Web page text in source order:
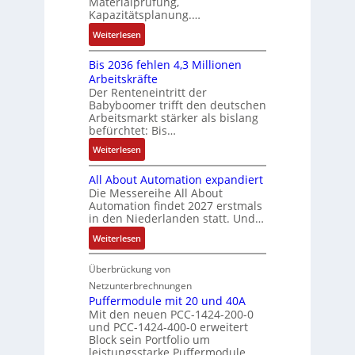
u
f
n
a
h
m
e
,
g
e
p
ä
g
t
d
u
r
d
a
s
-
y
s
e
m
e
t
s
f
ü
h
r
e
r
z
u
m
V
o
r
s
t
a
d
d
e
s
V
D
Q
2
-
E
r
g
e
b
n
i
s
s
e
b
e
s
t
ä
t
i
g
e
n
r
i
e
b
s
-
u
n
d
M
a
r
k
e
t
n
e
i
t
e
Kapazitätsplanung.…
Weiterlesen:
K
I
b
r
a
u
c
h
t
S
t
r
u
k
u
r
Bis 2036 fehlen 4,3 Millionen
Arbeitskräfte
Der Renteneintritt der
Babyboomer trifft den deutschen
Arbeitsmarkt stärker als bislang
befürchtet: Bis…
Weiterlesen:
B
i
s
2
0
3
6
f
e
h
l
e
n
All About Automation expandiert
Die Messereihe All About
Automation findet 2027 erstmals
in den Niederlanden statt. Und…
Weiterlesen:
A
l
l
A
b
o
u
Überbrückung von
Netzunterbrechnungen
Puffermodule mit 20 und 40A
Mit den neuen PCC-1424-200-0
und PCC-1424-400-0 erweitert
Block sein Portfolio um